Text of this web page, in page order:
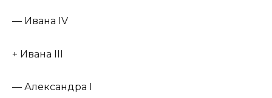
— Ивана IV
+ Ивана III
— Александра I